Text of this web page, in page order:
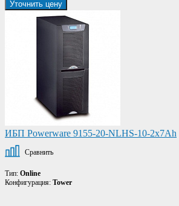
Уточнить цену
ИБП Powerware 9155-20-NLHS-10-2x7Ah
Сравнить
Тип: Online
Конфигурация: Tower